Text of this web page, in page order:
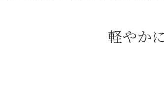
軽やか